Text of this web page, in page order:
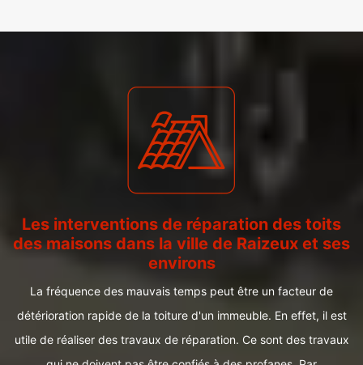
Les interventions de réparation des toits
des maisons dans la ville de Raizeux et ses
environs
La fréquence des mauvais temps peut être un facteur de
détérioration rapide de la toiture d'un immeuble. En effet, il est
utile de réaliser des travaux de réparation. Ce sont des travaux